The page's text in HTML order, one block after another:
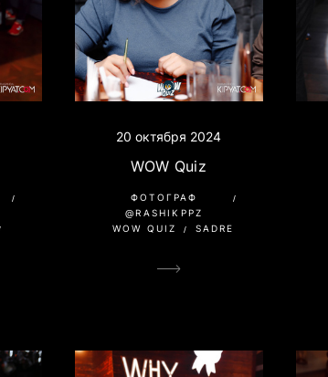
20 октября 2024
WOW Quiz
ФОТОГРАФ
@RASHIKPPZ
WOW QUIZ
SADRE